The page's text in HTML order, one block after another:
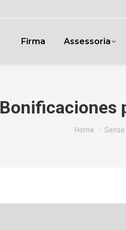
Firma Assessoria
Bonificaciones
You are here:
Home